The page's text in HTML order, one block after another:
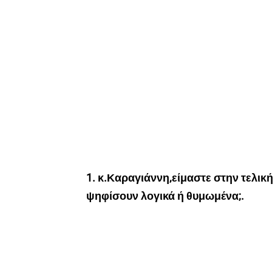
1. κ.Καραγιάννη,είμαστε στην
ψηφίσουν λογικά ή θυμωμένα;.